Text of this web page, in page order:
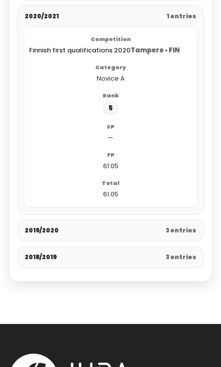
2020/2021 1 entries
Finnish first qualifications 2020Tampere • FIN
Novice A
5
—
61.05
61.05
2019/2020 3 entries
2018/2019 3 entries